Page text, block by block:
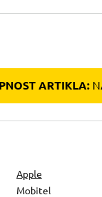
ARTIKLA:
Apple
Mobitel